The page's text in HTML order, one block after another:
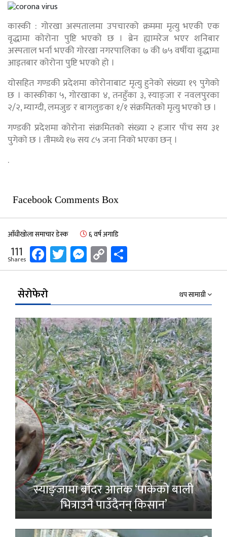
कास्की : गोरखा अस्पतालमा उपचारको क्रममा मृत्यु भएकी एक
वृद्धामा कोरोना पुष्टि भएको छ । ब्रेन ह्यामरेज भएर शनिबार
अस्पताल भर्ना भएकी गोरखा नगरपालिका ७ की ७५ वर्षीया वृद्धामा
आइतबार कोरोना पुष्टि भएको हो ।
योसहित गण्डकी प्रदेशमा कोरोनाबाट मृत्यु हुनेको संख्या १९ पुगेको
छ । कास्कीका ५, गोरखाका ४, तनहुँका ३, स्याङ्जा र नवलपुरका
२/२, म्याग्दी, लमजुङ र बागलुङका १/१ संक्रमितको मृत्यु भएको छ ।
गण्डकी प्रदेशमा कोरोना संक्रमितको संख्या २ हजार पाँच सय ३१
पुगेको छ । तीमध्ये १७ सय ८५ जना निको भएका छन् ।
.
Facebook Comments Box
आँधीखोला समाचार डेस्क ६ वर्ष अगाडि
111
Shares Facebook
Twitter
Messenger
Copy
Link
सेरोफेरो थप सामाग्री
स्याङ्जामा बाँदर आतंक ‘पाकेको बाली
भित्राउनै पाउँदैनन् किसान’